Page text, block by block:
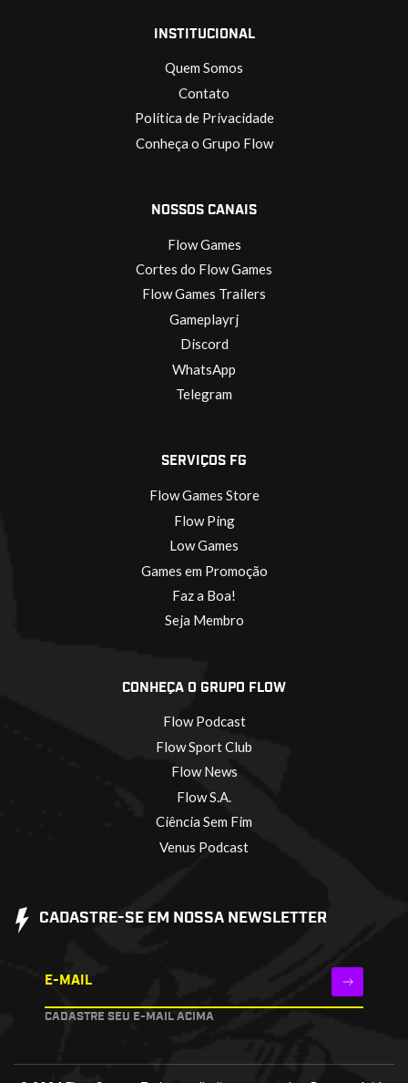
INSTITUCIONAL
Quem Somos
Contato
Política de Privacidade
Conheça o Grupo Flow
NOSSOS CANAIS
Flow Games
Cortes do Flow Games
Flow Games Trailers
Gameplayrj
Discord
WhatsApp
Telegram
SERVIÇOS FG
Flow Games Store
Flow Ping
Low Games
Games em Promoção
Faz a Boa!
Seja Membro
CONHEÇA O GRUPO FLOW
Flow Podcast
Flow Sport Club
Flow News
Flow S.A.
Ciência Sem Fim
Venus Podcast
CADASTRE-SE EM NOSSA NEWSLETTER
E-MAIL
CADASTRE SEU E-MAIL ACIMA